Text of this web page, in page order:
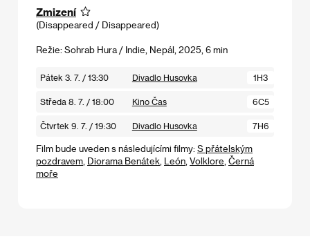
Zmizení
(Disappeared / Disappeared)
Režie: Sohrab Hura / Indie, Nepál, 2025, 6 min
Pátek 3. 7. / 13:30 Divadlo Husovka 1H3
Středa 8. 7. / 18:00 Kino Čas 6C5
Čtvrtek 9. 7. / 19:30 Divadlo Husovka 7H6
Film bude uveden s následujícími filmy: S přátelským
pozdravem Diorama Benátek León Volklore Černá
moře